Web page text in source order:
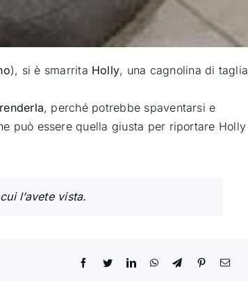
), si è smarrita Holly, una cagnolina di taglia
, perché potrebbe spaventarsi e
può essere quella giusta per riportare Holly
l’avete vista.